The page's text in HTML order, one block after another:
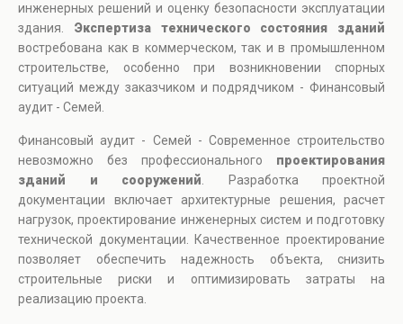
инженерных решений и оценку безопасности эксплуатации
здания. Экспертиза технического состояния зданий
востребована как в коммерческом, так и в промышленном
строительстве, особенно при возникновении спорных
ситуаций между заказчиком и подрядчиком - Финансовый
аудит - Семей.
Финансовый аудит - Семей - Современное строительство
невозможно без профессионального проектирования
зданий и сооружений . Разработка проектной
документации включает архитектурные решения, расчет
нагрузок, проектирование инженерных систем и подготовку
технической документации. Качественное проектирование
позволяет обеспечить надежность объекта, снизить
строительные риски и оптимизировать затраты на
реализацию проекта.